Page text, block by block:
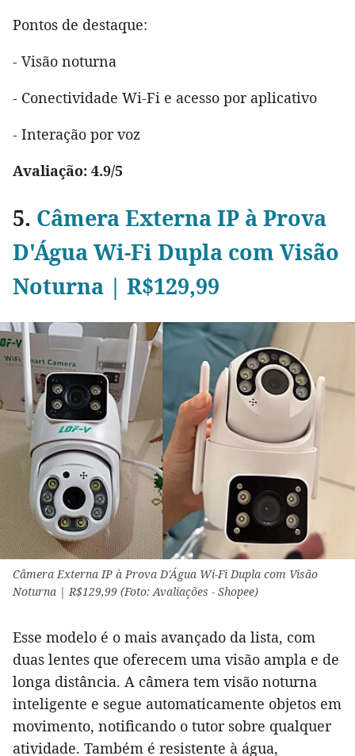
Pontos de destaque:
- Visão noturna
- Conectividade Wi-Fi e acesso por aplicativo
- Interação por voz
Avaliação: 4.9/5
5. Câmera Externa IP à Prova
D'Água Wi-Fi Dupla com Visão
Noturna | R$129,99
Câmera Externa IP à Prova D'Água Wi-Fi Dupla com Visão
Noturna | R$129,99 (Foto: Avaliações - Shopee)
Esse modelo é o mais avançado da lista, com
duas lentes que oferecem uma visão ampla e de
longa distância. A câmera tem visão noturna
inteligente e segue automaticamente objetos em
movimento, notificando o tutor sobre qualquer
atividade. Também é resistente à água,